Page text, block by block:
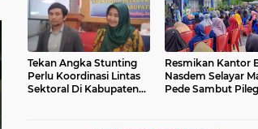
Tekan Angka Stunting
Perlu Koordinasi Lintas
Sektoral Di Kabupaten
Resmikan Kantor
Nasdem Selayar
Pede Sambut